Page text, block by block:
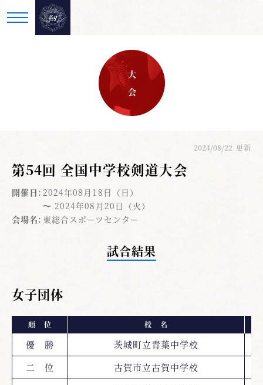
大 会
2024/08/22 更新
第54回 全国中学校剣道大会
開催日: 2024年08月18日（日）
〜 2024年08月20日（火）
会場名: 東総合スポーツセンター
試合結果
女子団体
順 位 校 名
優 勝 茨城町立青葉中学校
二 位
古賀市立古賀中学校